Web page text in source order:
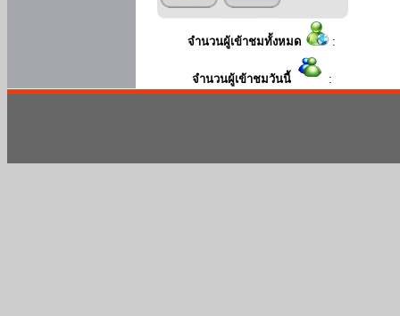
จำนวนผู้เข้าชมทั้งหมด :
จำนวนผู้เข้าชมวันนี้ :